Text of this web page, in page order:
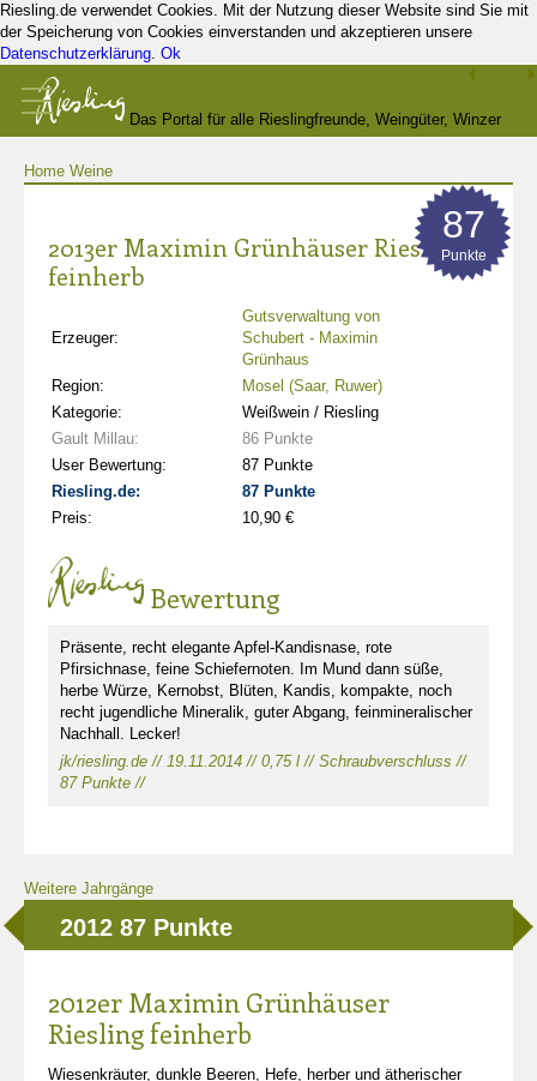
Riesling.de verwendet Cookies. Mit der Nutzung dieser Website sind Sie mit
der Speicherung von Cookies einverstanden und akzeptieren unsere
Datenschutzerklärung. Ok
Das Portal für alle Rieslingfreunde, Weingüter, Winzer
Home Weine
2013er Maximin Grünhäuser Riesling
feinherb
Erzeuger:
Gutsverwaltung von
Schubert - Maximin
Grünhaus
Region:
Mosel (Saar, Ruwer)
Kategorie:
Weißwein / Riesling
Gault Millau:
86 Punkte
User Bewertung:
87 Punkte
Riesling.de:
87 Punkte
Preis:
10,90 €
87
Punkte
Bewertung
Präsente, recht elegante Apfel-Kandisnase, rote
Pfirsichnase, feine Schiefernoten. Im Mund dann süße,
herbe Würze, Kernobst, Blüten, Kandis, kompakte, noch
recht jugendliche Mineralik, guter Abgang, feinmineralischer
Nachhall. Lecker!
jk/riesling.de // 19.11.2014 // 0,75 l // Schraubverschluss //
87 Punkte //
Weitere Jahrgänge
2012 87 Punkte
2012er Maximin Grünhäuser
Riesling feinherb
Wiesenkräuter, dunkle Beeren, Hefe, herber und ätherischer